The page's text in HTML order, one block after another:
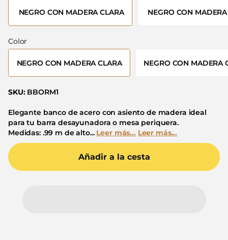
NEGRO CON MADERA CLARA NEGRO CON
Color
NEGRO CON MADERA CLARA NEGRO CON MADERA
SKU:BBORM1
Elegante banco de acero con asiento de madera ideal
para tu barra desayunadora o mesa periquera.
Medidas: .99 m de alto... Leer más... Leer más...
Añadir a la cesta